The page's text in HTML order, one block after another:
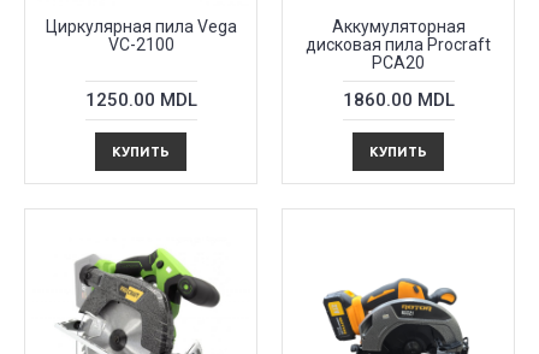
Циркулярная пила Vega
VC-2100
1250.00 MDL
КУПИТЬ
Аккумуляторная
дисковая пила Procraft
PCA20
1860.00 MDL
КУПИТЬ